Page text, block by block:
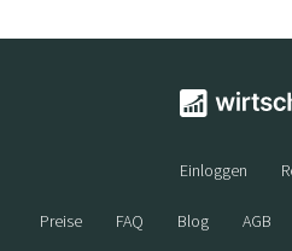
Einloggen
Preise FAQ Blog AGB